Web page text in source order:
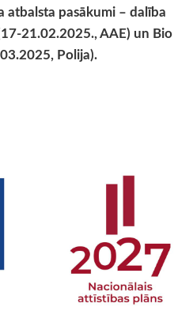
pasākumi – dalība
21.02.2025., AAE) un Bio
Polija).